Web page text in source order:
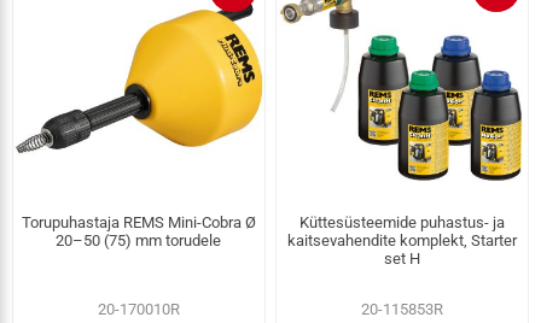
Torupuhastaja REMS Mini-Cobra Ø
20–50 (75) mm torudele
20-170010R
Küttesüsteemide puhastus- ja
kaitsevahendite komplekt, Starter
set H
20-115853R